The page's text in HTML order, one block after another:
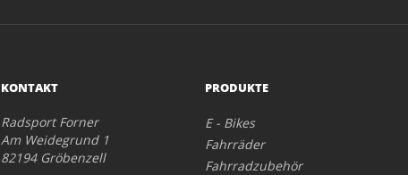
KONTAKT
Radsport Forner
Am Weidegrund 1
82194 Gröbenzell
PRODUKTE
E - Bikes
Fahrräder
Fahrradzubehör